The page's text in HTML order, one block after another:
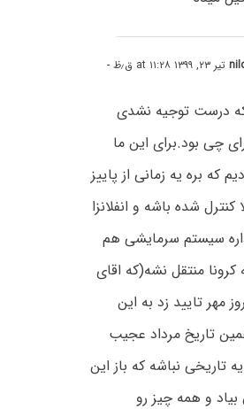
تیر ۲۳, ۱۳۹۹ at ۱۱:۲۸ ق٫ظ -
درست توجیه نشدی
چی بود.برای این ما
که بره یه زمانی از پاییز
کنترل شده باشه و انفلانزا
سیستم سرمایشی هم
منتقل نشه(که اقای
مهر تایید زد به این
تاریخ مرداد عجیب
تاریخی نباشه که باز این
و همه چیز رو